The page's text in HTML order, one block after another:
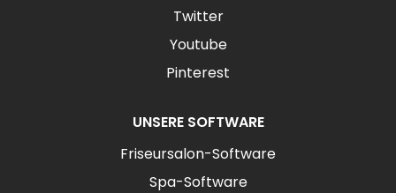
Twitter
Youtube
Pinterest
UNSERE SOFTWARE
Friseursalon-Software
Spa-Software